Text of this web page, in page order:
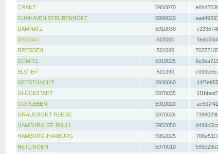
CRANZ
5950070
CUXHAVEN STEUBENHÖFT
5990020
DAMNATZ
5910030
DESSAU
502000
DRESDEN
501060
DÖMITZ
5910025
ELSTER
501390
GEESTHACHT
5930060
GLÜCKSTADT
5970035
GORLEBEN
5910020
GRAUERORT REEDE
5970026
HAMBURG ST. PAULI
5952050
HAMBURG-HARBURG
5952025
HETLINGEN
5970010